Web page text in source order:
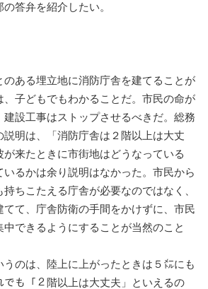
答弁を紹介したい。
ある埋立地に消防庁舎を建てることが
、子どもでもわかることだ。市民の命が
設工事はストップさせるべきだ。総務
明は、「消防庁舎は２階以上は大丈
来たときに市街地はどうなっている
るかは余り説明はなかった。市民から
ちこたえる庁舎が必要なのではなく、
て、庁舎防衛の手間をかけずに、市民
中できるようにすることが当然のこと
のは、陸上に上がったときは５㍍にも
でも「２階以上は大丈夫」といえるの